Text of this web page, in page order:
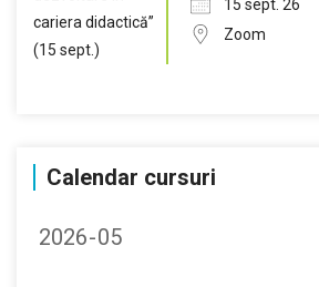
15 sept. 26
Zoom
Calendar cursuri